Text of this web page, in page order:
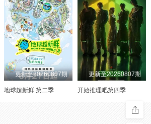
更新至20260807期
地球超新鲜 第二季
更新至20260807期
开始推理吧第四季